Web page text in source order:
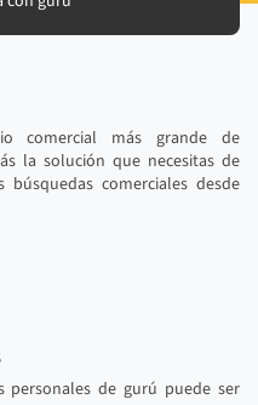
comercial más grande de
la solución que necesitas de
comerciales desde
de gurú puede ser